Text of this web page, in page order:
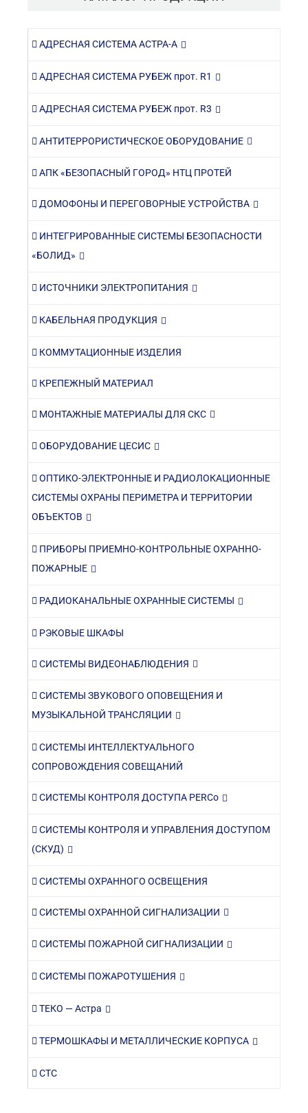
АДРЕСНАЯ СИСТЕМА АСТРА-А
АДРЕСНАЯ СИСТЕМА РУБЕЖ прот. R1
АДРЕСНАЯ СИСТЕМА РУБЕЖ прот. R3
АНТИТЕРРОРИСТИЧЕСКОЕ ОБОРУДОВАНИЕ
АПК «БЕЗОПАСНЫЙ ГОРОД» НТЦ ПРОТЕЙ
ДОМОФОНЫ И ПЕРЕГОВОРНЫЕ УСТРОЙСТВА
ИНТЕГРИРОВАННЫЕ СИСТЕМЫ БЕЗОПАСНОСТИ
«БОЛИД»
ИСТОЧНИКИ ЭЛЕКТРОПИТАНИЯ
КАБЕЛЬНАЯ ПРОДУКЦИЯ
КОММУТАЦИОННЫЕ ИЗДЕЛИЯ
КРЕПЕЖНЫЙ МАТЕРИАЛ
МОНТАЖНЫЕ МАТЕРИАЛЫ ДЛЯ СКС
ОБОРУДОВАНИЕ ЦЕСИС
ОПТИКО-ЭЛЕКТРОННЫЕ И РАДИОЛОКАЦИОННЫЕ
СИСТЕМЫ ОХРАНЫ ПЕРИМЕТРА И ТЕРРИТОРИИ
ОБЪЕКТОВ
ПРИБОРЫ ПРИЕМНО-КОНТРОЛЬНЫЕ ОХРАННО-
ПОЖАРНЫЕ
РАДИОКАНАЛЬНЫЕ ОХРАННЫЕ СИСТЕМЫ
РЭКОВЫЕ ШКАФЫ
СИСТЕМЫ ВИДЕОНАБЛЮДЕНИЯ
СИСТЕМЫ ЗВУКОВОГО ОПОВЕЩЕНИЯ И
МУЗЫКАЛЬНОЙ ТРАНСЛЯЦИИ
СИСТЕМЫ ИНТЕЛЛЕКТУАЛЬНОГО
СОПРОВОЖДЕНИЯ СОВЕЩАНИЙ
СИСТЕМЫ КОНТРОЛЯ ДОСТУПА PERCo
СИСТЕМЫ КОНТРОЛЯ И УПРАВЛЕНИЯ ДОСТУПОМ
(СКУД)
СИСТЕМЫ ОХРАННОГО ОСВЕЩЕНИЯ
СИСТЕМЫ ОХРАННОЙ СИГНАЛИЗАЦИИ
СИСТЕМЫ ПОЖАРНОЙ СИГНАЛИЗАЦИИ
СИСТЕМЫ ПОЖАРОТУШЕНИЯ
ТЕКО — Астра
ТЕРМОШКАФЫ И МЕТАЛЛИЧЕСКИЕ КОРПУСА
СТС